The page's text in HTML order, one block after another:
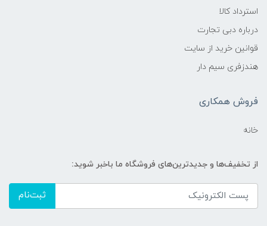
استرداد کالا
درباره دبی تجارت
قوانین خرید از سایت
هندزفری سیم دار
فروش همکاری
خانه
از تخفیف‌ها و جدیدترین‌های فروشگاه ما باخبر شوید:
ثبت‌نام